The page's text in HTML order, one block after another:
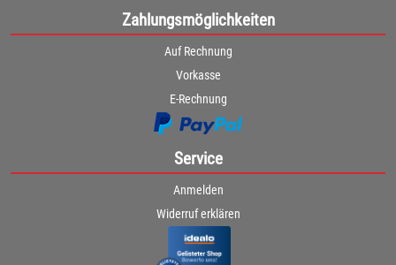
Zahlungsmöglichkeiten
Auf Rechnung
Vorkasse
E-Rechnung
Service
Anmelden
Widerruf erklären